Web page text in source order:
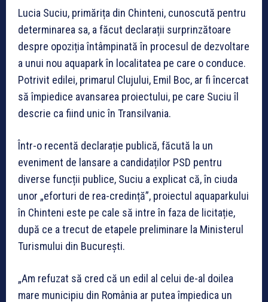
Lucia Suciu, primărița din Chinteni, cunoscută pentru
determinarea sa, a făcut declarații surprinzătoare
despre opoziția întâmpinată în procesul de dezvoltare
a unui nou aquapark în localitatea pe care o conduce.
Potrivit edilei, primarul Clujului, Emil Boc, ar fi încercat
să împiedice avansarea proiectului, pe care Suciu îl
descrie ca fiind unic în Transilvania.
Într-o recentă declarație publică, făcută la un
eveniment de lansare a candidaților PSD pentru
diverse funcții publice, Suciu a explicat că, în ciuda
unor „eforturi de rea-credință”, proiectul aquaparkului
în Chinteni este pe cale să intre în faza de licitație,
după ce a trecut de etapele preliminare la Ministerul
Turismului din București.
„Am refuzat să cred că un edil al celui de-al doilea
mare municipiu din România ar putea împiedica un